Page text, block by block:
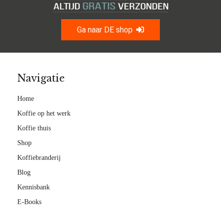
Ga naar DE shop
Navigatie
Home
Koffie op het werk
Koffie thuis
Shop
Koffiebranderij
Blog
Kennisbank
E-Books